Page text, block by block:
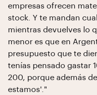
empresas ofrecen
stock. Y te mandan
mientras devuelves lo
menor es que en
presupuesto que te
tenías pensado gastar
200, porque además
estamos'."